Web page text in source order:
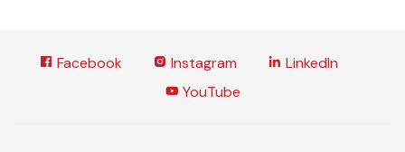
Facebook Instagram
LinkedIn
YouTube